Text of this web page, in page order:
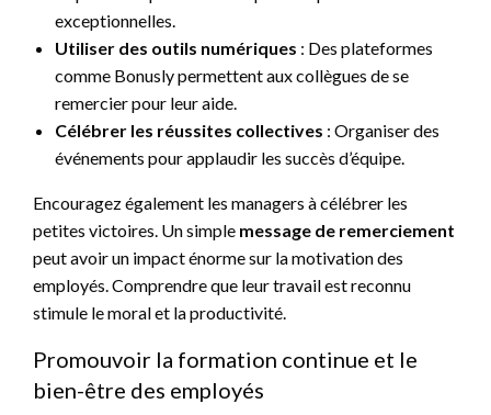
exceptionnelles.
Utiliser des outils numériques : Des plateformes
comme Bonusly permettent aux collègues de se
remercier pour leur aide.
Célébrer les réussites collectives : Organiser des
événements pour applaudir les succès d’équipe.
Encouragez également les managers à célébrer les
petites victoires. Un simple message de remerciement
peut avoir un impact énorme sur la motivation des
employés. Comprendre que leur travail est reconnu
stimule le moral et la productivité.
Promouvoir la formation continue et le
bien-être des employés